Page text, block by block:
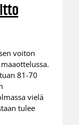
voiton
81-70
vielä
tulee